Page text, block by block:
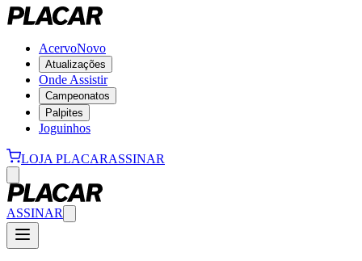
AcervoNovo
Atualizações
Onde Assistir
Campeonatos
Palpites
Joguinhos
LOJA PLACARASSINAR
ASSINAR